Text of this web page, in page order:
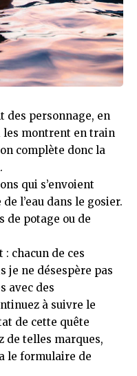
des personnage, en
les montrent en train
complète donc la
.
qui s’envoient
l’eau dans le gosier.
de potage ou de
chacun de ces
je ne désespère pas
avec des
à suivre le
de cette quête
de telles marques,
le formulaire de